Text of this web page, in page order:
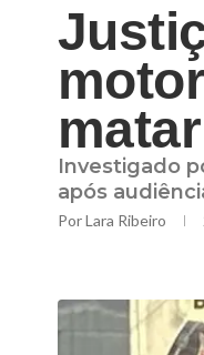
Investigado
após
PorLara Ribeiro